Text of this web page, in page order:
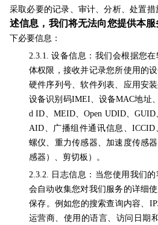
采取必要的记录、审计、分析、处置措
述信息，我们将无法向您提供本服
下必要信息：
2.3.1. 设备信息：我们会根据您
体权限，接收并记录您所使用的
硬件序列号、软件列表、应用安
设备识别码IMEI、设备MAC地址
d ID、MEID、Open UDID、
AID、广播组件通讯信息、
螺仪、重力传感器、加速度传感
感器）、剪切板 ）。
2.3.2. 日志信息：当您使用我们
会自动收集您对我们服务的详细
保存。例如您的搜索查询内容、
运营商、使用的语言、访问日期